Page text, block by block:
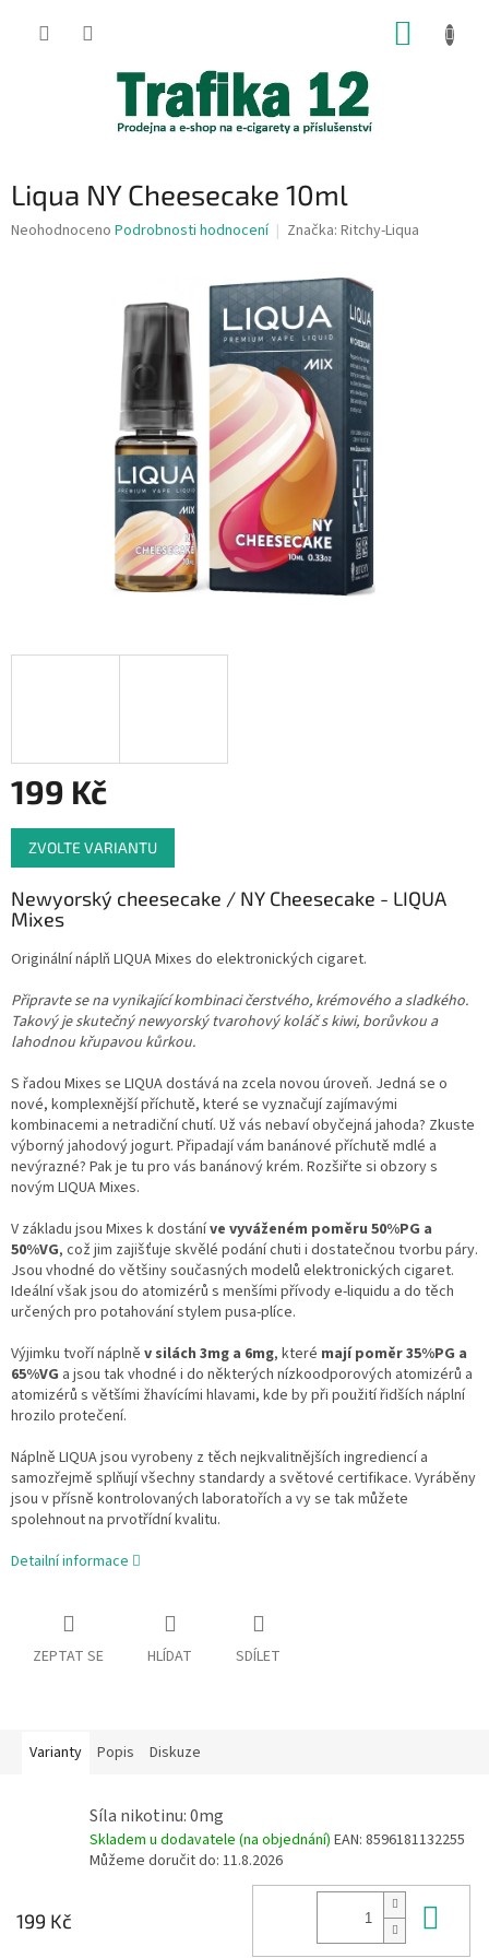
Liqua NY Cheesecake 10ml
Průměrné
Neohodnoceno Podrobnosti hodnocení Značka: Ritchy-Liqua
199 Kč
Měrná
cena:
ZVOLTE VARIANTU
Newyorský cheesecake / NY Cheesecake - LIQUA
Mixes
Originální náplň LIQUA Mixes do elektronických cigaret.
Připravte se na vynikající kombinaci čerstvého, krémového a sladkého.
Takový je skutečný newyorský tvarohový koláč s kiwi, borůvkou a
lahodnou křupavou kůrkou.
S řadou Mixes se LIQUA dostává na zcela novou úroveň. Jedná se o
nové, komplexnější příchutě, které se vyznačují zajímavými
kombinacemi a netradiční chutí. Už vás nebaví obyčejná jahoda? Zkuste
výborný jahodový jogurt. Připadají vám banánové příchutě mdlé a
nevýrazné? Pak je tu pro vás banánový krém. Rozšiřte si obzory s
novým LIQUA Mixes.
V základu jsou Mixes k dostáníve vyváženém poměru 50%PG a
50%VG, což jim zajišťuje skvělé podání chuti i dostatečnou tvorbu páry.
Jsou vhodné do většiny současných modelů elektronických cigaret.
Ideální však jsou do atomizérů s menšími přívody e-liquidu a do těch
určených pro potahování stylem pusa-plíce.
Výjimku tvoří náplně v silách 3mg a 6mg, které mají poměr 35%PG a
65%VG a jsou tak vhodné i do některých nízkoodporových atomizérů a
atomizérů s většími žhavícími hlavami, kde by při použití řidších náplní
hrozilo protečení.
Náplně LIQUA jsou vyrobeny z těch nejkvalitnějších ingrediencí a
samozřejmě splňují všechny standardy a světové certifikace. Vyráběny
jsou v přísně kontrolovaných laboratořích a vy se tak můžete
spolehnout na prvotřídní kvalitu.
Detailní informace
ZEPTAT SE HLÍDAT SDÍLET
Varianty Popis Diskuze
Síla nikotinu: 0mg
Skladem u dodavatele (na objednání) EAN: 8596181132255
Můžeme doručit do: 11.8.2026
199 Kč